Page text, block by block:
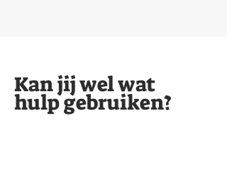
Kan jij wel wat
hulp gebruiken?